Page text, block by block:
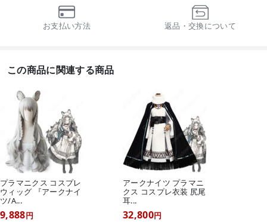
お支払い方法 返品・交換について
この商品に関連する商品
プラマニクス コスプレ
ウィッグ 『アークナイ
ツ/A...
9,888円
アークナイツ プラマニ
クス コスプレ衣装 尻尾
耳...
32,800円